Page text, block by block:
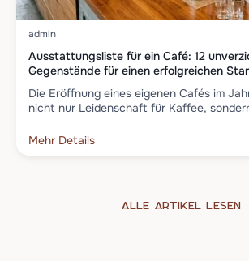
admin
Ausstattungsliste für ein Café: 12
Gegenstände für einen erfolgreichen
Die Eröffnung eines eigenen Cafés im
nicht nur Leidenschaft für Kaffee,
Mehr Details
Alle Artikel lesen